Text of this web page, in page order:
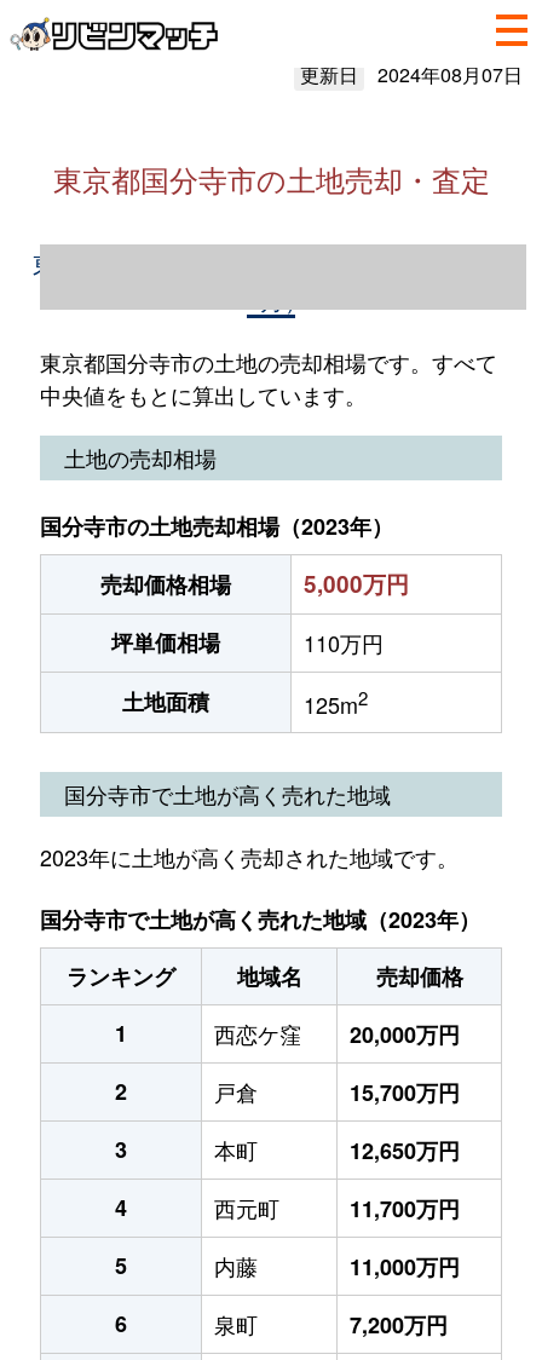
更新日 2024年08月07日
東京都国分寺市の土地売却・査定
東京都国分寺市の土地売却情報（2023年1～
東京都国分寺市の土地の売却相場です。すべて
中央値をもとに算出しています。
土地の売却相場
国分寺市の土地売却相場（2023年）
売却価格相場
5,000万円
坪単価相場
110万円
土地面積
125m2
国分寺市で土地が高く売れた地域
2023年に土地が高く売却された地域です。
国分寺市で土地が高く売れた地域（2023年）
ランキング
地域名
売却価格
1
西恋ケ窪
20,000万円
2
戸倉
15,700万円
3
本町
12,650万円
4
西元町
11,700万円
5
内藤
11,000万円
6
泉町
7,200万円